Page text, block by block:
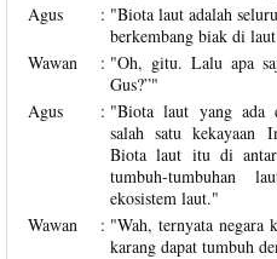
Agus
: "Biota laut adalah
berkembang biak di laut
Wawan
: "Oh, gitu. Lalu apa
Gus?”"
Agus
: "Biota laut yang ada
salah satu kekayaan
Biota laut itu di
tumbuh-tumbuhan
ekosistem laut."
Wawan
: "Wah, ternyata negara
karang dapat tumbuh